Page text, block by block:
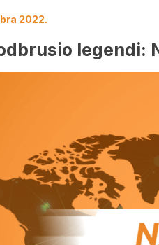
2022.
legendi: